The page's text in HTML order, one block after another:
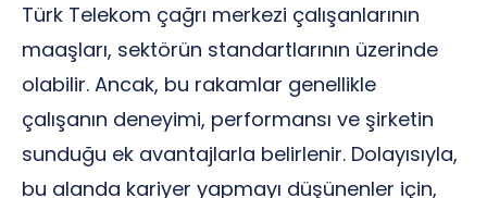
Türk Telekom çağrı merkezi çalışanlarının
maaşları, sektörün standartlarının üzerinde
olabilir. Ancak, bu rakamlar genellikle
çalışanın deneyimi, performansı ve şirketin
sunduğu ek avantajlarla belirlenir. Dolayısıyla,
bu alanda kariyer yapmayı düşünenler için,